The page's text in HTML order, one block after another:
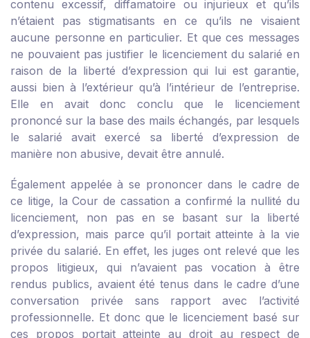
contenu excessif, diffamatoire ou injurieux et qu’ils
n’étaient pas stigmatisants en ce qu’ils ne visaient
aucune personne en particulier. Et que ces messages
ne pouvaient pas justifier le licenciement du salarié en
raison de la liberté d’expression qui lui est garantie,
aussi bien à l’extérieur qu’à l’intérieur de l’entreprise.
Elle en avait donc conclu que le licenciement
prononcé sur la base des mails échangés, par lesquels
le salarié avait exercé sa liberté d’expression de
manière non abusive, devait être annulé.
Également appelée à se prononcer dans le cadre de
ce litige, la Cour de cassation a confirmé la nullité du
licenciement, non pas en se basant sur la liberté
d’expression, mais parce qu’il portait atteinte à la vie
privée du salarié. En effet, les juges ont relevé que les
propos litigieux, qui n’avaient pas vocation à être
rendus publics, avaient été tenus dans le cadre d’une
conversation privée sans rapport avec l’activité
professionnelle. Et donc que le licenciement basé sur
ces propos portait atteinte au droit au respect de